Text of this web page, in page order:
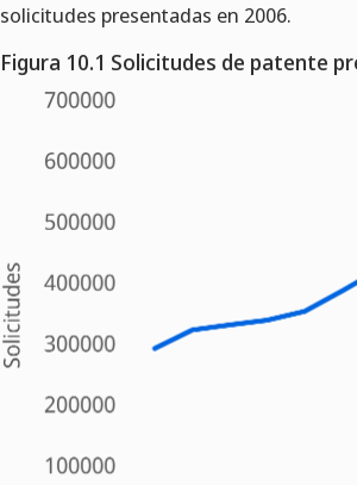
solicitudes presentadas en 2006.
Figura 10.1 Solicitudes de patente